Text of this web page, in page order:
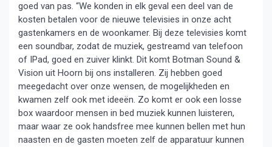
goed van pas. “We konden in elk geval een deel van de
kosten betalen voor de nieuwe televisies in onze acht
gastenkamers en de woonkamer. Bij deze televisies komt
een soundbar, zodat de muziek, gestreamd van telefoon
of IPad, goed en zuiver klinkt. Dit komt Botman Sound &
Vision uit Hoorn bij ons installeren. Zij hebben goed
meegedacht over onze wensen, de mogelijkheden en
kwamen zelf ook met ideeën. Zo komt er ook een losse
box waardoor mensen in bed muziek kunnen luisteren,
maar waar ze ook handsfree mee kunnen bellen met hun
naasten en de gasten moeten zelf de apparatuur kunnen